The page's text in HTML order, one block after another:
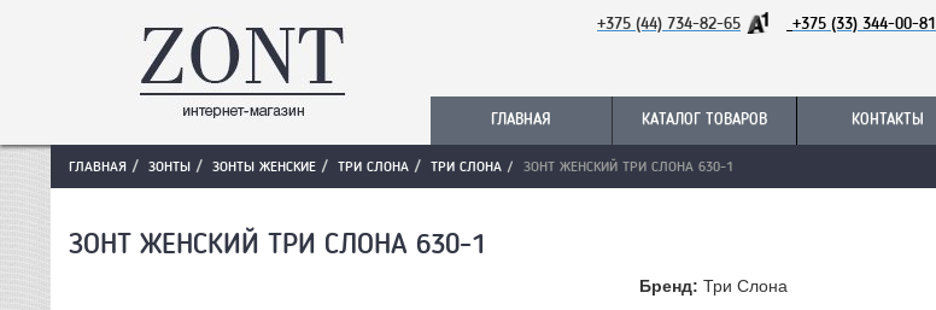
+375 (44) 734-82-65 +375 (33) 344-00-81
ГЛАВНАЯ КАТАЛОГ ТОВАРОВ КОНТАКТЫ
ГЛАВНАЯ ЗОНТЫ ЗОНТЫ ЖЕНСКИЕ ТРИ СЛОНА ТРИ СЛОНА ЗОНТ ЖЕНСКИЙ ТРИ СЛОНА 630-1
ЗОНТ ЖЕНСКИЙ ТРИ СЛОНА 630-1
Бренд: Три Слона